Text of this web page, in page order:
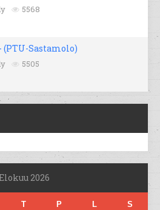
5568
- (PTU-Sastamolo)
5505
2026
T P L S